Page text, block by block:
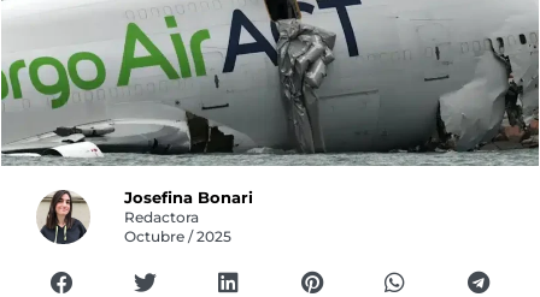
Josefina Bonari
Redactora
Octubre / 2025